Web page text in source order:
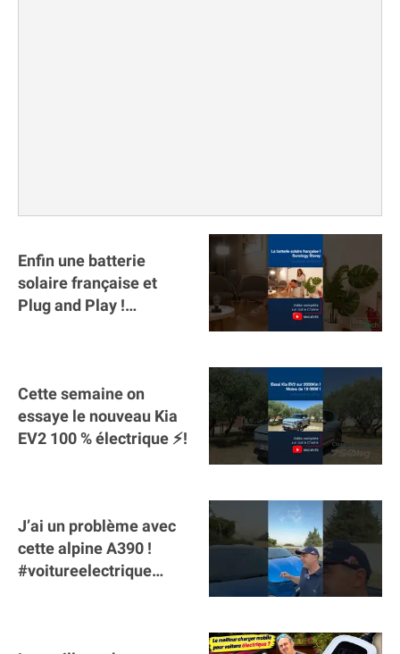
Enfin une batterie
solaire française et
Plug and Play !
Cette semaine on
essaye le nouveau Kia
EV2 100 % électrique ⚡️!
J’ai un problème avec
cette alpine A390 !
#voitureelectrique